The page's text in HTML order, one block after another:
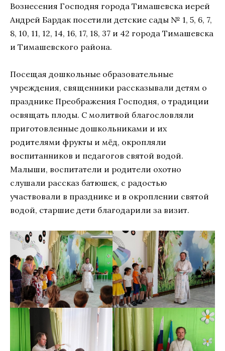
Вознесения Господня города Тимашевска иерей
Андрей Бардак посетили детские сады № 1, 5, 6, 7,
8, 10, 11, 12, 14, 16, 17, 18, 37 и 42 города Тимашевска
и Тимашевского района.
Посещая дошкольные образовательные
учреждения, священники рассказывали детям о
празднике Преображения Господня, о традиции
освящать плоды. С молитвой благословляли
приготовленные дошкольниками и их
родителями фрукты и мёд, окропляли
воспитанников и педагогов святой водой.
Малыши, воспитатели и родители охотно
слушали рассказ батюшек, с радостью
участвовали в празднике и в окроплении святой
водой, старшие дети благодарили за визит.